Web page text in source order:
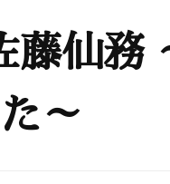
藤仙務
～